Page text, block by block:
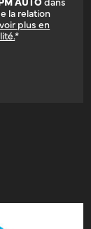
la relation
plus en
*